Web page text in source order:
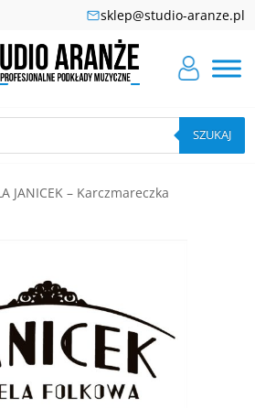
sklep@studio-aranze.pl
SZUKAJ
JANICEK – Karczmareczka